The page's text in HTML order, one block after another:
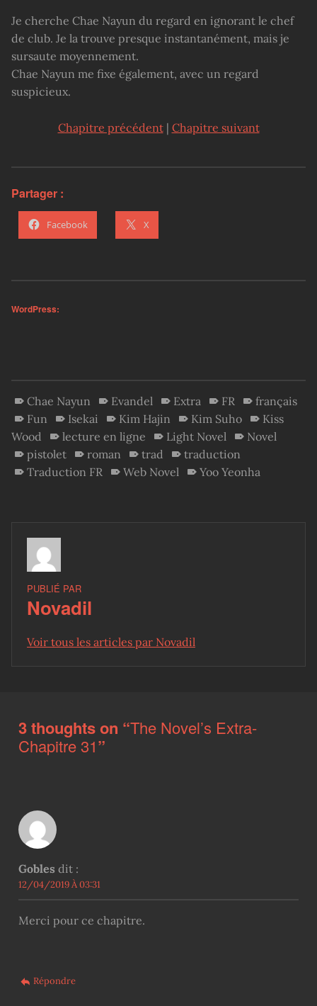
Je cherche Chae Nayun du regard en ignorant le chef
de club. Je la trouve presque instantanément, mais je
sursaute moyennement.
Chae Nayun me fixe également, avec un regard
suspicieux.
Chapitre précédent| Chapitre suivant
Partager :
Facebook X
WordPress:
Chae Nayun Evandel Extra FR
français
Fun
Isekai Kim Hajin Kim Suho
Kiss
Wood
lecture en ligne Light Novel
Novel
pistolet
roman trad
traduction
Traduction FR
Web Novel Yoo Yeonha
PUBLIÉ PAR
Novadil
Voir tous les articles par Novadil
3 thoughts on “The Novel’s Extra-
Chapitre 31”
Gobles dit :
12/04/2019 À 03:31
Merci pour ce chapitre.
Répondre